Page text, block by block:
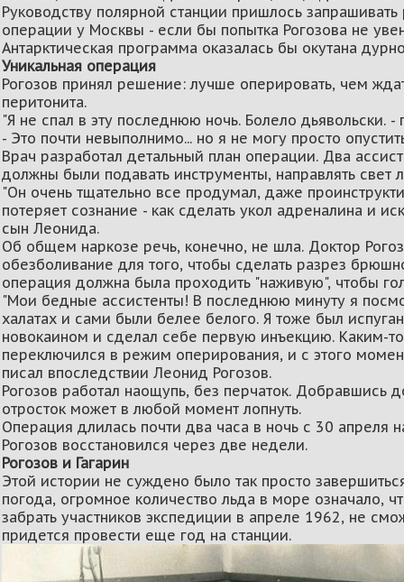
Руководству полярной станции пришлось
операции у Москвы - если бы попытка Рогозова не
Антарктическая программа оказалась бы окутана
Уникальная операция
Рогозов принял решение: лучше оперировать, чем
перитонита.
"Я не спал в эту последнюю ночь. Болело дьявольски.
- Это почти невыполнимо... но я не могу просто
Врач разработал детальный план операции. Два
должны были подавать инструменты, направлять свет
"Он очень тщательно все продумал, даже
потеряет сознание - как сделать укол адреналина и
сын Леонида.
Об общем наркозе речь, конечно, не шла. Доктор
обезболивание для того, чтобы сделать разрез
операция должна была проходить "наживую", чтобы
"Мои бедные ассистенты! В последнюю минуту я
халатах и сами были белее белого. Я тоже был
новокаином и сделал себе первую инъекцию. Каким-
переключился в режим оперирования, и с этого
писал впоследствии Леонид Рогозов.
Рогозов работал наощупь, без перчаток. Добравшись
отросток может в любой момент лопнуть.
Операция длилась почти два часа в ночь с 30 апреля
Рогозов восстановился через две недели.
Рогозов и Гагарин
Этой истории не суждено было так просто
погода, огромное количество льда в море означало,
забрать участников экспедиции в апреле 1962, не
придется провести еще год на станции.